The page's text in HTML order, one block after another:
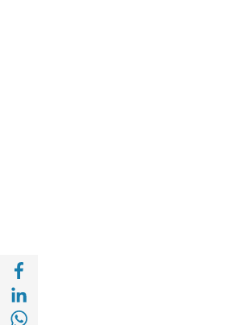
Compartir en Facebook
Compartir en with
Compartir en with